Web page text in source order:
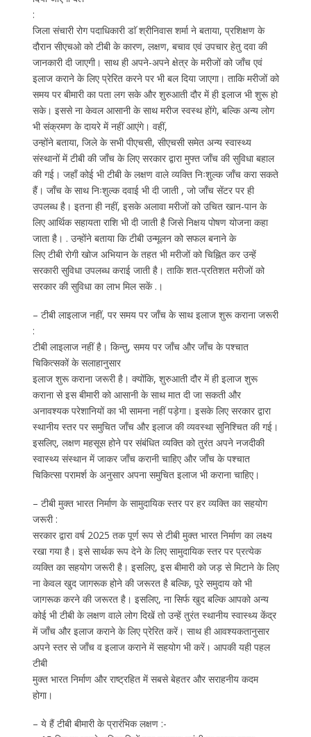
:
जिला संचारी रोग पदाधिकारी डाॅ श्रीनिवास शर्मा ने बताया, प्रशिक्षण के
दौरान सीएचओ को टीबी के कारण, लक्षण, बचाव एवं उपचार हेतु दवा की
जानकारी दी जाएगी। साथ ही अपने-अपने क्षेत्र के मरीजों को जाँच एवं
इलाज कराने के लिए प्रेरित करने पर भी बल दिया जाएगा। ताकि मरीजों को
समय पर बीमारी का पता लग सके और शुरुआती दौर में ही इलाज भी शुरू हो
सके। इससे ना केवल आसानी के साथ मरीज स्वस्थ होंगे, बल्कि अन्य लोग
भी संक्रमण के दायरे में नहीं आएंगे। वहीं,
उन्होंने बताया, जिले के सभी पीएचसी, सीएचसी समेत अन्य स्वास्थ्य
संस्थानों में टीबी की जाँच के लिए सरकार द्वारा मुफ्त जाँच की सुविधा बहाल
की गई। जहाँ कोई भी टीबी के लक्षण वाले व्यक्ति निःशुल्क जाँच करा सकते
हैं। जाँच के साथ निःशुल्क दवाई भी दी जाती , जो जाँच सेंटर पर ही
उपलब्ध है। इतना ही नहीं, इसके अलावा मरीजों को उचित खान-पान के
लिए आर्थिक सहायता राशि भी दी जाती है जिसे निक्षय पोषण योजना कहा
जाता है। . उन्होंने बताया कि टीबी उन्मूलन को सफल बनाने के
लिए टीबी रोगी खोज अभियान के तहत भी मरीजों को चिह्नित कर उन्हें
सरकारी सुविधा उपलब्ध कराई जाती है। ताकि शत-प्रतिशत मरीजों को
सरकार की सुविधा का लाभ मिल सकें .।
– टीबी लाइलाज नहीं, पर समय पर जाँच के साथ इलाज शुरू कराना जरूरी
:
टीबी लाइलाज नहीं है। किन्तु, समय पर जाँच और जाँच के पश्चात
चिकित्सकों के सलाहानुसार
इलाज शुरू कराना जरूरी है। क्योंकि, शुरुआती दौर में ही इलाज शुरू
कराना से इस बीमारी को आसानी के साथ मात दी जा सकती और
अनावश्यक परेशानियों का भी सामना नहीं पड़ेगा। इसके लिए सरकार द्वारा
स्थानीय स्तर पर समुचित जाँच और इलाज की व्यवस्था सुनिश्चित की गई।
इसलिए, लक्षण महसूस होने पर संबंधित व्यक्ति को तुरंत अपने नजदीकी
स्वास्थ्य संस्थान में जाकर जाँच करानी चाहिए और जाँच के पश्चात
चिकित्सा परामर्श के अनुसार अपना समुचित इलाज भी कराना चाहिए।
– टीबी मुक्त भारत निर्माण के सामुदायिक स्तर पर हर व्यक्ति का सहयोग
जरूरी :
सरकार द्वारा वर्ष 2025 तक पूर्ण रूप से टीबी मुक्त भारत निर्माण का लक्ष्य
रखा गया है। इसे सार्थक रूप देने के लिए सामुदायिक स्तर पर प्रत्येक
व्यक्ति का सहयोग जरूरी है। इसलिए, इस बीमारी को जड़ से मिटाने के लिए
ना केवल खुद जागरूक होने की जरूरत है बल्कि, पूरे समुदाय को भी
जागरूक करने की जरूरत है। इसलिए, ना सिर्फ खुद बल्कि आपको अन्य
कोई भी टीबी के लक्षण वाले लोग दिखें तो उन्हें तुरंत स्थानीय स्वास्थ्य केंद्र
में जाँच और इलाज कराने के लिए प्रेरित करें। साथ ही आवश्यकतानुसार
अपने स्तर से जाँच व इलाज कराने में सहयोग भी करें। आपकी यही पहल
टीबी
मुक्त भारत निर्माण और राष्ट्रहित में सबसे बेहतर और सराहनीय कदम
होगा।
– ये हैं टीबी बीमारी के प्रारंभिक लक्षण :-